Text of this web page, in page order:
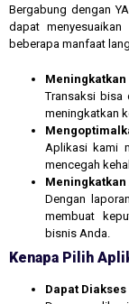
Bergabung dengan
dapat
beberapa manfaat
Transaksi bisa
meningkatkan
Aplikasi kami
mencegah
Dengan
membuat
bisnis Anda.
Kenapa Pilih
Dapat